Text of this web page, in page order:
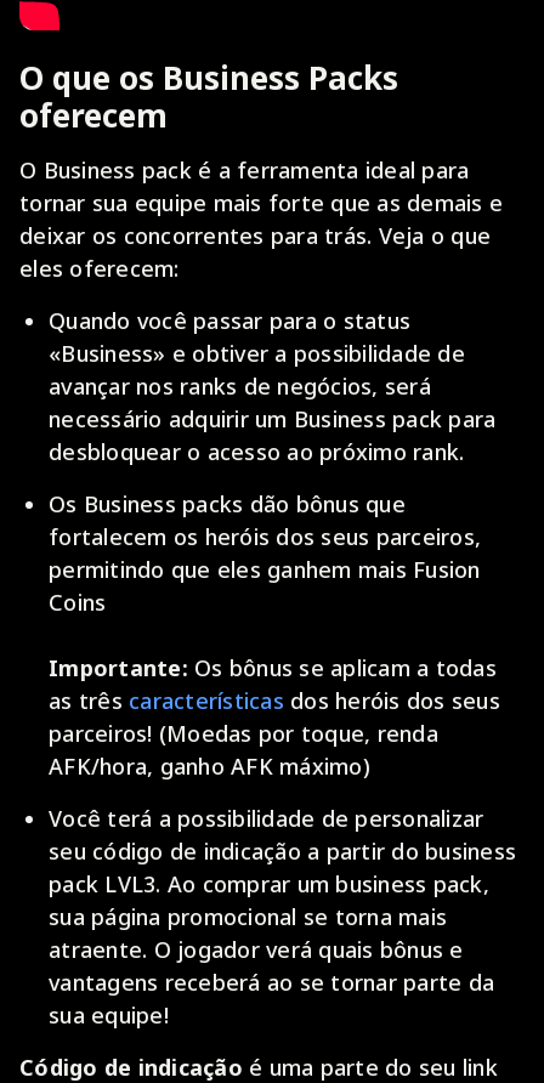
O que os Business Packs
oferecem
O Business pack é a ferramenta ideal para
tornar sua equipe mais forte que as demais e
deixar os concorrentes para trás. Veja o que
eles oferecem:
Quando você passar para o status
«Business» e obtiver a possibilidade de
avançar nos ranks de negócios, será
necessário adquirir um Business pack para
desbloquear o acesso ao próximo rank.
Os Business packs dão bônus que
fortalecem os heróis dos seus parceiros,
permitindo que eles ganhem mais Fusion
Coins
Importante: Os bônus se aplicam a todas
as três características dos heróis dos seus
parceiros! (Moedas por toque, renda
AFK/hora, ganho AFK máximo)
Você terá a possibilidade de personalizar
seu código de indicação a partir do business
pack LVL3. Ao comprar um business pack,
sua página promocional se torna mais
atraente. O jogador verá quais bônus e
vantagens receberá ao se tornar parte da
sua equipe!
Código de indicação é uma parte do seu link